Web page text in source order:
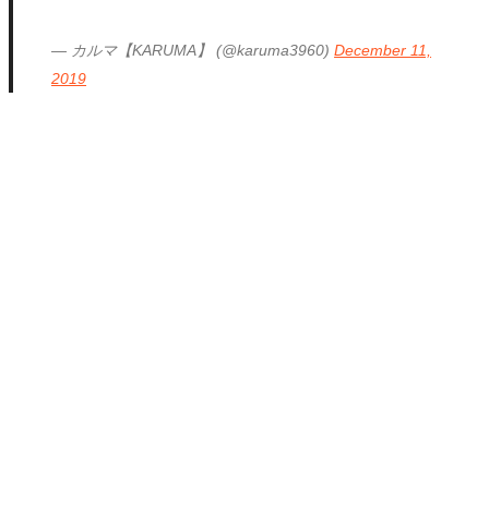
— カルマ【KARUMA】 (@karuma3960)December 11,
2019